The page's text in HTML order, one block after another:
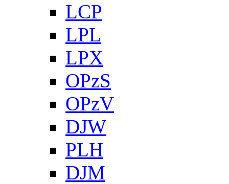
LCP
LPL
LPX
OPzS
OPzV
DJW
PLH
DJM